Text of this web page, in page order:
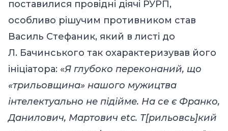
поставилися провідні діячі РУРП,
особливо рішучим противником став
Василь Стефаник, який в листі до
Л. Бачинського так охарактеризував його
ініціатора: «Я глубоко переконаний, що
«трильовщина» нашого мужицтва
інтелектуально не підійме. На се є Франко,
Данилович, Мартович etc. Т[рильовсь]кий